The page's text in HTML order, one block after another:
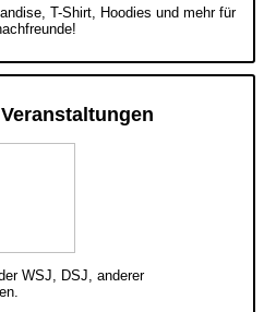
T-Shirt, Hoodies und mehr für
WSJ, DSJ, anderer